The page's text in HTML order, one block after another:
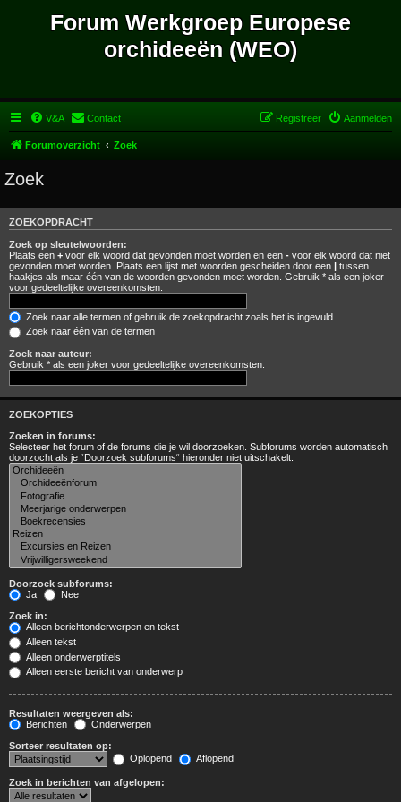
Forum Werkgroep Europese
orchideeën (WEO)
V&A Contact Aanmelden
Registreer
Forumoverzicht Zoek
Zoek
ZOEKOPDRACHT
Zoek op sleutelwoorden:
Plaats een + voor elk woord dat gevonden moet worden en een - voor elk woord dat niet
gevonden moet worden. Plaats een lijst met woorden gescheiden door een | tussen
haakjes als maar één van de woorden gevonden moet worden. Gebruik * als een joker
voor gedeeltelijke overeenkomsten.
Zoek naar alle termen of gebruik de zoekopdracht zoals het is ingevuld
Zoek naar één van de termen
Zoek naar auteur:
Gebruik * als een joker voor gedeeltelijke overeenkomsten.
ZOEKOPTIES
Zoeken in forums:
Selecteer het forum of de forums die je wil doorzoeken. Subforums worden automatisch
doorzocht als je “Doorzoek subforums“ hieronder niet uitschakelt.
Doorzoek subforums:
Ja
Nee
Zoek in:
Alleen berichtonderwerpen en tekst
Alleen tekst
Alleen onderwerptitels
Alleen eerste bericht van onderwerp
Resultaten weergeven als:
Berichten
Onderwerpen
Sorteer resultaten op:
Oplopend
Aflopend
Zoek in berichten van afgelopen: